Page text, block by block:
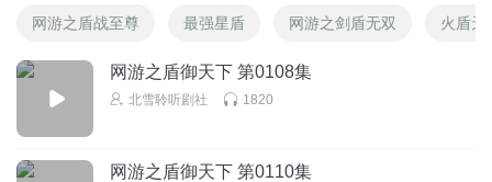
网游之盾战至尊 最强星盾 网游之剑盾无双 火盾天
网游之盾御天下 第0108集
北雪聆听剧社 1820
网游之盾御天下 第0110集